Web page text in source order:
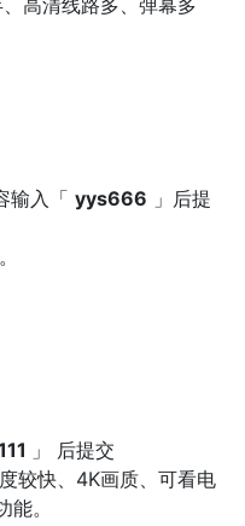
高清线路多、弹幕多
输入「 yys666 」后提
」 后提交
较快、4K画质、可看电
。